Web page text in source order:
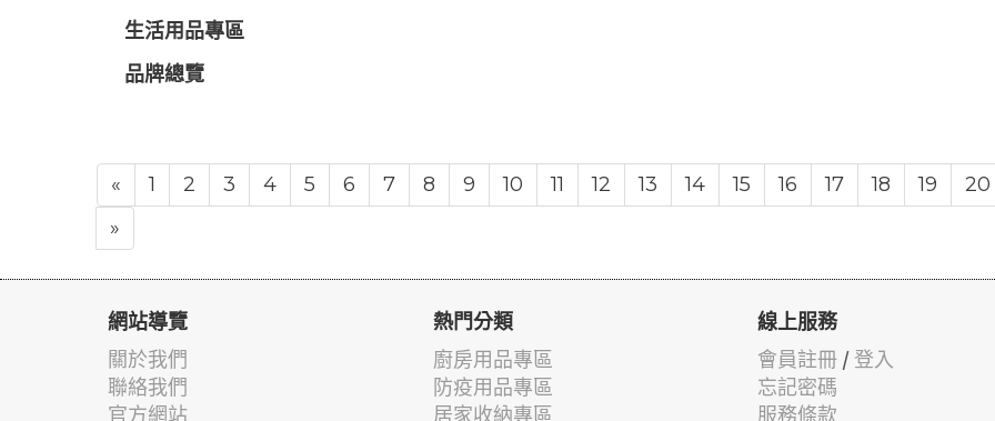
生活用品專區
品牌總覽
« 1 2 3 4 5 6 7 8 9 10 11 12 13 14 15 16 17 18 19 20
»
網站導覽
關於我們
聯絡我們
官方網站
熱門分類
廚房用品專區
防疫用品專區
居家收納專區
線上服務
會員註冊 / 登入
忘記密碼
服務條款